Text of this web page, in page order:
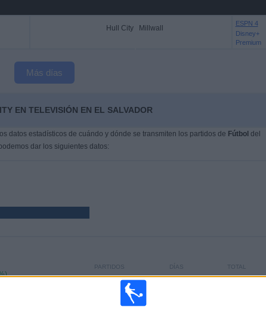
Hull City Millwall
ESPN 4
Disney+
Premium
Más días
EN TELEVISIÓN EN EL SALVADOR
datos estadísticos de cuándo y dónde se transmiten los partidos de Fútbol del
dar los siguientes datos:
TOTAL
DÍAS
PARTIDOS
143
CONSECUTIVOS